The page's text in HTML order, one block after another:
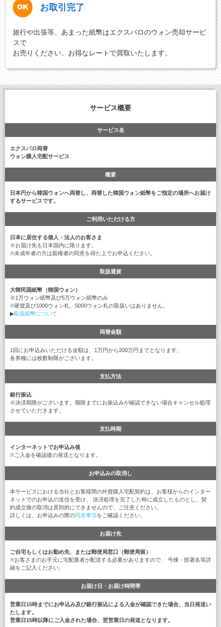
お取引完了
旅行や出張等、あまった紙幣はエクスパロのウォン売却サービ
スで
お売りください。お得なレートで買取いたします。
サービス概要
サービス名
エクスパロ両替
ウォン購入宅配サービス
概要
日本円から韓国ウォンへ両替し、両替した韓国ウォン紙幣をご指定の場所へお届け
するサービスです。
ご利用いただける方
日本に居住する個人・法人のお客さま
※お届け先も日本国内に限ります。
※未成年者の方は親権者の同意を得た上でお申込ください。
取扱通貨
大韓民国紙幣（韓国ウォン）
※1万ウォン紙幣及び5万ウォン紙幣のみ
※硬貨及び1000ウォン札、5000ウォン札の取扱いはありません。
▶取扱紙幣について
両替金額
1回にお申込みいただける金額は、1万円から200万円までとなります。
各券種には枚数制限がございます。
支払方法
銀行振込
※決済期限がございます。期限までにお振込みが確認できない場合キャンセル処理
させていただきます。
支払時期
インターネットでお申込み後
※ご入金を確認後の発送となります。
お申込みの取消し
本サービスにおける当社とお客様間の外貨購入宅配契約は、お客様からのインター
ネットでのお申込の送信を受け、 決済処理を完了した時に成立したものとし、契
約成立後の取消は原則的にできませんので、ご注意ください。
詳しくは、お申込みの際の同意事項をご確認ください。
お届け先
ご自宅もしくはお勤め先、または郵便局窓口（郵便局留）
※お客さまのお手元に宅配業者が配送する必要がありますので、 号棟・部署名等詳
細をご記入ください。
お届け日・お届け時間帯
営業日15時までにお申込み及び銀行振込による入金が確認できた場合、当日発送い
たします。
営業日15時以降にご入金された場合、翌営業日の発送となります。